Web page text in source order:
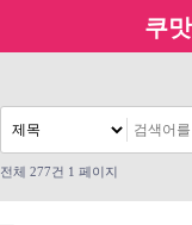
쿠
전체 277건 1 페이지